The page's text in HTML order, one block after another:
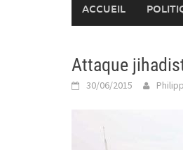
ACCUEIL
Attaque
30/06/2015